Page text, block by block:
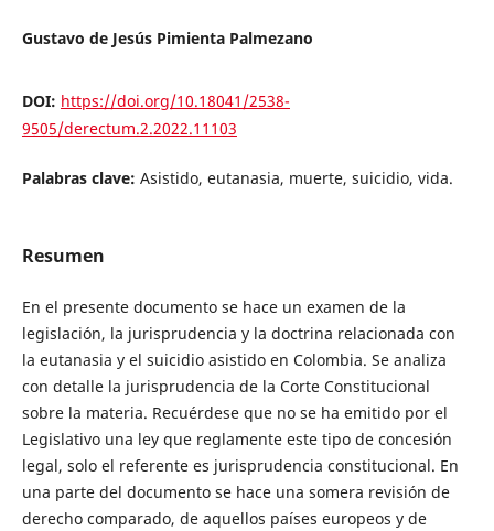
Gustavo de Jesús Pimienta Palmezano
DOI: https://doi.org/10.18041/2538-
9505/derectum.2.2022.11103
Palabras clave: Asistido, eutanasia, muerte, suicidio, vida.
Resumen
En el presente documento se hace un examen de la
legislación, la jurisprudencia y la doctrina relacionada con
la eutanasia y el suicidio asistido en Colombia. Se analiza
con detalle la jurisprudencia de la Corte Constitucional
sobre la materia. Recuérdese que no se ha emitido por el
Legislativo una ley que reglamente este tipo de concesión
legal, solo el referente es jurisprudencia constitucional. En
una parte del documento se hace una somera revisión de
derecho comparado, de aquellos países europeos y de